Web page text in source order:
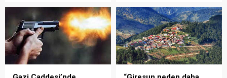
organizasyonun ardından
Kadın El Emeği Pazarı'nın
süresi de 16 Ağustos'a
kadar uzatıldı.
eleştirdi. Taşgöz, üreticinin
emeğinin karşılığını
alamadığını savunarak,
Giresun milletvekillerini
sessiz kalmakla suçladı.